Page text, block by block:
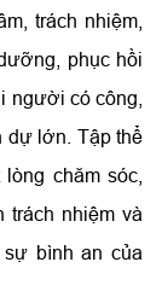
trách nhiệm,
phục hồi
người có công,
dự lớn. Tập thể
chăm sóc,
trách nhiệm và
bình an của